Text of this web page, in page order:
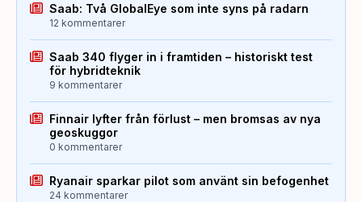
Saab: Två GlobalEye som inte syns på radarn
12 kommentarer
Saab 340 flyger in i framtiden – historiskt test
för hybridteknik
9 kommentarer
Finnair lyfter från förlust – men bromsas av nya
geoskuggor
0 kommentarer
Ryanair sparkar pilot som använt sin befogenhet
24 kommentarer